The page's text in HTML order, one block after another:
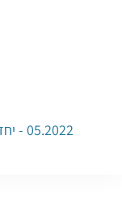
05.2022 - יחד קרן השתלמות לרופאים – מסלול מניות